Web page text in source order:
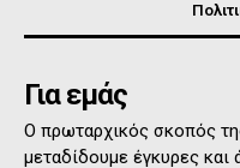
Για εμάς
Ο πρωταρχικός σκοπός
μεταδίδουμε έγκυρες